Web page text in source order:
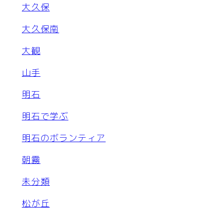
大久保
大久保南
大観
山手
明石
明石で学ぶ
明石のボランティア
朝霧
未分類
松が丘